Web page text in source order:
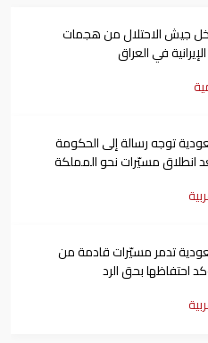
جيش الاحتلال من هجمات
في العراق
توجه رسالة إلى الحكومة
انطلاق مسيّرات نحو المملكة
تدمر مسيّرات قادمة من
احتفاظها بحق الرد